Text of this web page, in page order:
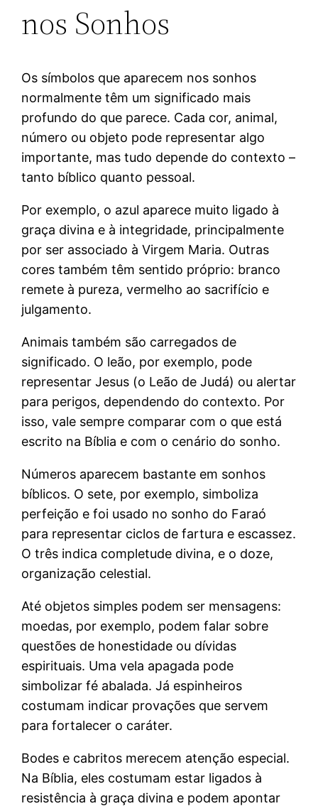
nos Sonhos
Os símbolos que aparecem nos sonhos
normalmente têm um significado mais
profundo do que parece. Cada cor, animal,
número ou objeto pode representar algo
importante, mas tudo depende do contexto –
tanto bíblico quanto pessoal.
Por exemplo, o azul aparece muito ligado à
graça divina e à integridade, principalmente
por ser associado à Virgem Maria. Outras
cores também têm sentido próprio: branco
remete à pureza, vermelho ao sacrifício e
julgamento.
Animais também são carregados de
significado. O leão, por exemplo, pode
representar Jesus (o Leão de Judá) ou alertar
para perigos, dependendo do contexto. Por
isso, vale sempre comparar com o que está
escrito na Bíblia e com o cenário do sonho.
Números aparecem bastante em sonhos
bíblicos. O sete, por exemplo, simboliza
perfeição e foi usado no sonho do Faraó
para representar ciclos de fartura e escassez.
O três indica completude divina, e o doze,
organização celestial.
Até objetos simples podem ser mensagens:
moedas, por exemplo, podem falar sobre
questões de honestidade ou dívidas
espirituais. Uma vela apagada pode
simbolizar fé abalada. Já espinheiros
costumam indicar provações que servem
para fortalecer o caráter.
Bodes e cabritos merecem atenção especial.
Na Bíblia, eles costumam estar ligados à
resistência à graça divina e podem apontar